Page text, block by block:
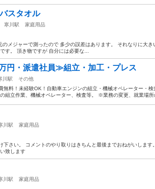
スタオル
寒川駅
家庭用品
メジャーで測ったので 多少の誤差はあります。 それなりに大き
す。 頂き物ですが 自分には必要な...
円・派遣社員≫組立・加工・プレス
川駅
その他
無料！未経験OK！自動車エンジンの組立・機械オペレーター・
組立作業、機械オペレーター、検査等。 ※業務の変更、就業場所
川駅
家庭用品
下さい。 コメントのやり取りはきちんと最後までおねがいします
致します
川駅
家庭用品